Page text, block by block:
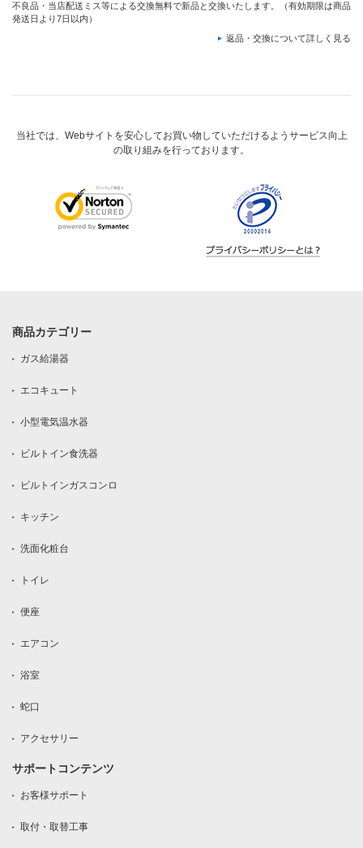
不良品・当店配送ミス等による交換無料で新品と交換いたします。（有効期限は商品
発送日より7日以内）
返品・交換について詳しく見る
当社では、Webサイトを安心してお買い物していただけるようサービス向上
の取り組みを行っております。
商品カテゴリー
ガス給湯器
エコキュート
小型電気温水器
ビルトイン食洗器
ビルトインガスコンロ
キッチン
洗面化粧台
トイレ
便座
エアコン
浴室
蛇口
アクセサリー
サポートコンテンツ
お客様サポート
取付・取替工事